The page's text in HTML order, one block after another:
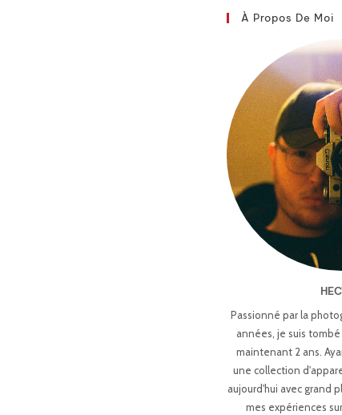
À Propos De Moi
Passionné par la
années, je suis
maintenant 2 ans.
une collection
aujourd'hui avec grand
mes expériences